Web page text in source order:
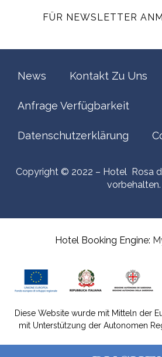
FÜR NEWSLETTER
Copyright © 2022 – Hotel Rosa
vorbehalten.
News Kontakt Zu Uns
Anfrage Verfügbarkeit
Datenschutzerklärung
Hotel Booking Engine:
Diese Website wurde mit Mitteln der
mit Unterstützung der Autonomen